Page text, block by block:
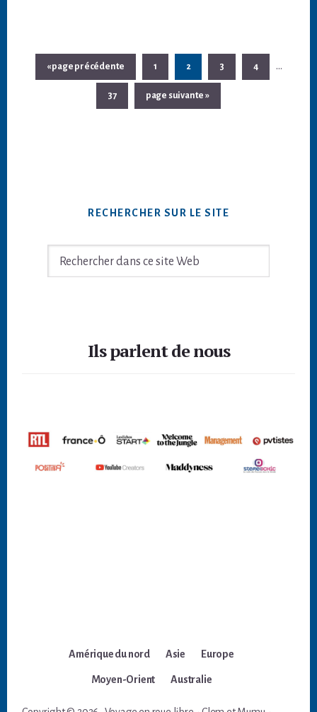
«Aller
à
page précédente Page
1 Page
2 Page
3 Page
4 …
Page
37
Aller
à
page suivante »
RECHERCHER SUR LE SITE
Rechercher
Ils parlent de nous
Amérique du nord Asie Europe
Moyen-Orient Australie